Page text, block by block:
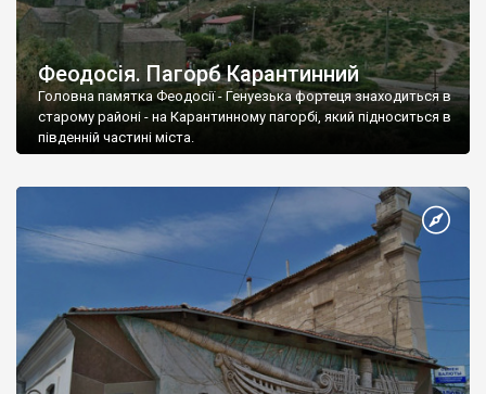
Феодосія. Пагорб Карантинний
Головна памятка Феодосії - Генуезька фортеця знаходиться в
старому районі - на Карантинному пагорбі, який підноситься в
південній частині міста.